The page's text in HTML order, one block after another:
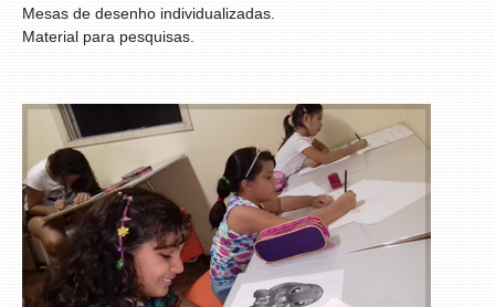
Mesas de desenho individualizadas.
Material para pesquisas.
FREEWEBSITE
HOSTING,
FREE EMAIL, FREE SSL, NO
WEBSITE ADS !
START YOUR FREE HOSTING
NOW